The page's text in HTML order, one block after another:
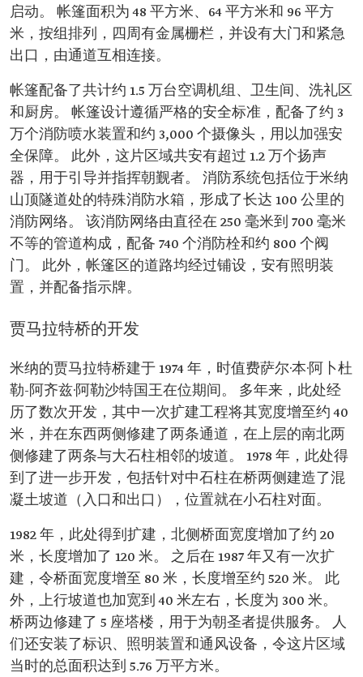
启动。 帐篷面积为 48 平方米、64 平方米和 96 平方
米，按组排列，四周有金属栅栏，并设有大门和紧急
出口，由通道互相连接。
帐篷配备了共计约 1.5 万台空调机组、卫生间、洗礼区
和厨房。 帐篷设计遵循严格的安全标准，配备了约 3
万个消防喷水装置和约 3,000 个摄像头，用以加强安
全保障。 此外，这片区域共安有超过 1.2 万个扬声
器，用于引导并指挥朝觐者。 消防系统包括位于米纳
山顶隧道处的特殊消防水箱，形成了长达 100 公里的
消防网络。 该消防网络由直径在 250 毫米到 700 毫米
不等的管道构成，配备 740 个消防栓和约 800 个阀
门。 此外，帐篷区的道路均经过铺设，安有照明装
置，并配备指示牌。
贾马拉特桥的开发
米纳的贾马拉特桥建于 1974 年，时值费萨尔·本·阿卜杜
勒-阿齐兹·阿勒沙特国王在位期间。 多年来，此处经
历了数次开发，其中一次扩建工程将其宽度增至约 40
米，并在东西两侧修建了两条通道，在上层的南北两
侧修建了两条与大石柱相邻的坡道。 1978 年，此处得
到了进一步开发，包括针对中石柱在桥两侧建造了混
凝土坡道（入口和出口），位置就在小石柱对面。
1982 年，此处得到扩建，北侧桥面宽度增加了约 20
米，长度增加了 120 米。 之后在 1987 年又有一次扩
建，令桥面宽度增至 80 米，长度增至约 520 米。 此
外，上行坡道也加宽到 40 米左右，长度为 300 米。
桥两边修建了 5 座塔楼，用于为朝圣者提供服务。 人
们还安装了标识、照明装置和通风设备，令这片区域
当时的总面积达到 5.76 万平方米。